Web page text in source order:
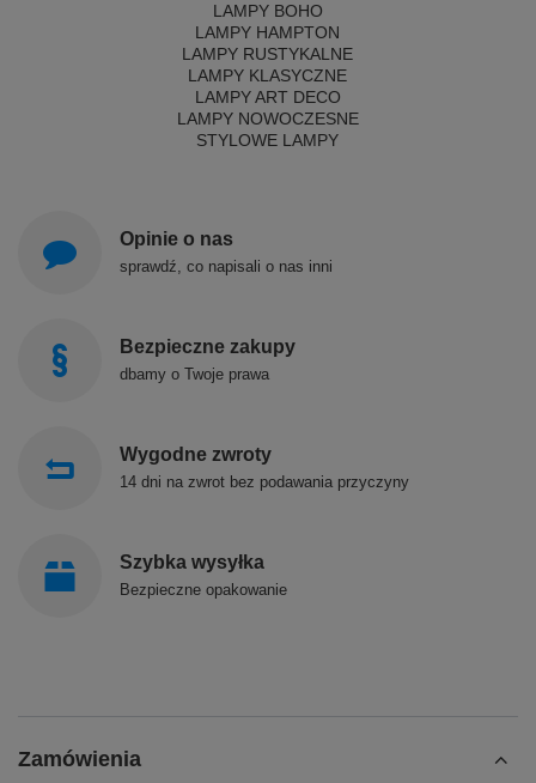
LAMPY BOHO
LAMPY HAMPTON
LAMPY RUSTYKALNE
LAMPY KLASYCZNE
LAMPY ART DECO
LAMPY NOWOCZESNE
STYLOWE LAMPY
Opinie o nas
sprawdź, co napisali o nas inni
Bezpieczne zakupy
dbamy o Twoje prawa
Wygodne zwroty
14 dni na zwrot bez podawania przyczyny
Szybka wysyłka
Bezpieczne opakowanie
Zamówienia